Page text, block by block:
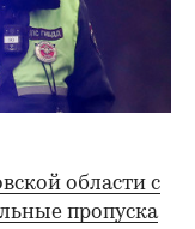
области с
пропуска